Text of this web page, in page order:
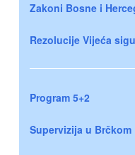
Zakoni Bosne i
Rezolucije Vijeća
Program 5+2
Supervizija u Brčkom